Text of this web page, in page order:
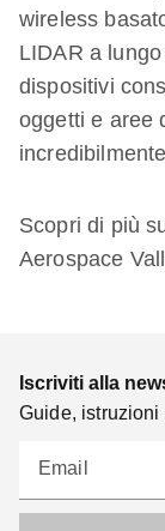
wireless
LIDAR a
dispositivi
oggetti e aree
Scopri di più
Aerospace
Iscriviti alla
Guide, istruzioni
Email